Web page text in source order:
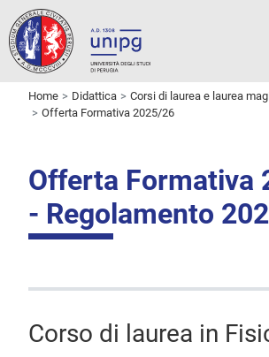
Home Didattica Corsi di laurea e laurea
Offerta Formativa 2025/26
Offerta Formativa
- Regolamento
Corso di laurea in